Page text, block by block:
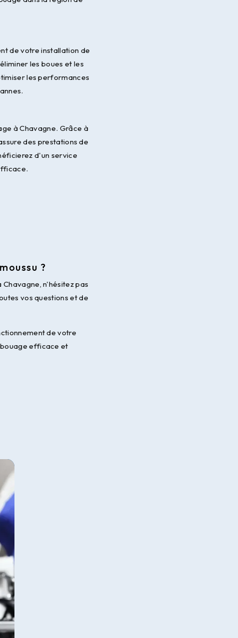
de votre installation de
les boues et les
les performances
à Chavagne. Grâce à
des prestations de
d'un service
?
n'hésitez pas
vos questions et de
de votre
efficace et